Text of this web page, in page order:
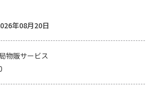
年08月20日
物販サービス